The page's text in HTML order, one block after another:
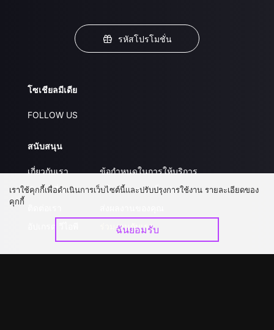
รหัสโปรโมชั่น
โซเชียลมีเดีย
FOLLOW US
สนับสนุน
เกี่ยวกับเรา
คำถามที่พบบ่อย
ข้อกำหนดในการให้บริการ
นโยบายความเป็นส่วนตัว
ร่วมงานกับเรา
เราใช้คุกกี้เพื่อดำเนินการเว็บไซต์นี้และปรับปรุงการใช้งาน รายละเอียดของ
คุกกี้
ฉันยอมรับ